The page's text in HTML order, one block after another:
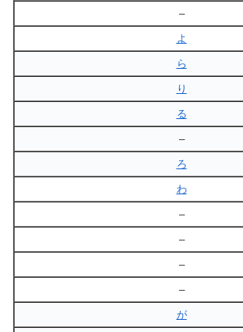
–
よ
ら
り
る
–
ろ
わ
–
–
–
–
が